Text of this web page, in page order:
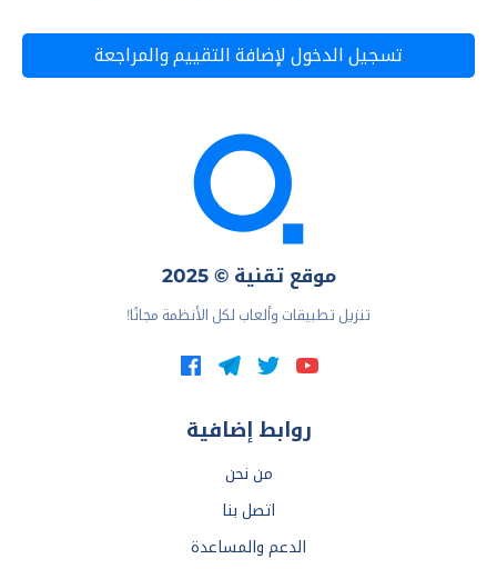
تسجيل الدخول لإضافة التقييم والمراجعة
موقع تقنية © 2025
تنزيل تطبيقات وألعاب لكل الأنظمة مجانًا!
روابط إضافية
من نحن
اتصل بنا
الدعم والمساعدة